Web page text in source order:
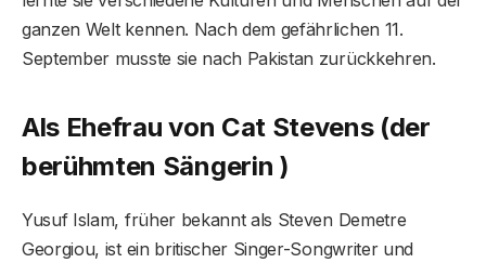
ganzen Welt kennen. Nach dem gefährlichen 11.
September musste sie nach Pakistan zurückkehren.
Als Ehefrau von Cat Stevens (der
berühmten Sängerin )
Yusuf Islam, früher bekannt als Steven Demetre
Georgiou, ist ein britischer Singer-Songwriter und